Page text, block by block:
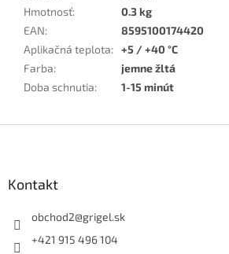
Hmotnosť:
0.3 kg
EAN:
8595100174420
Aplikačná teplota: +5 / +40 °C
Farba:
jemne žltá
Doba schnutia: 1-15 minút
Kontakt
obchod2@grigel.sk
+421 915 496 104